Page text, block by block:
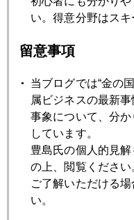
2022年06月14日
2022年06月13日
国内金価格史上最高値
2022年06月10日
ＥＣＢも利上げ決定、
い。得意分野はスキ
留意事項
当ブログでは“金の
属ビジネスの最新
事象について、分
しています。
豊島氏の個人的見
の上、閲覧ください
ご了解いただける
い。